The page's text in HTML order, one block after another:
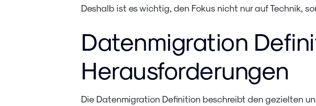
Deshalb ist es wichtig, den Fokus nicht nur auf Technik,
Datenmigration
Herausforderungen
Die Datenmigration Definition beschreibt den gezielten